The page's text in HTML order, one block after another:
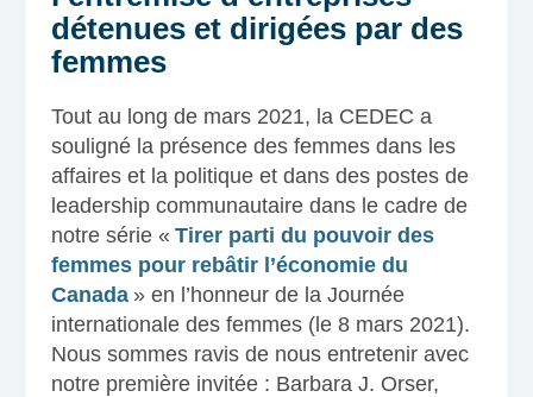
détenues et dirigées par des
femmes
Tout au long de mars 2021, la CEDEC a
souligné la présence des femmes dans les
affaires et la politique et dans des postes de
leadership communautaire dans le cadre de
notre série « Tirer parti du pouvoir des
femmes pour rebâtir l’économie du
Canada» en l’honneur de la Journée
internationale des femmes (le 8 mars 2021).
Nous sommes ravis de nous entretenir avec
notre première invitée : Barbara J. Orser,